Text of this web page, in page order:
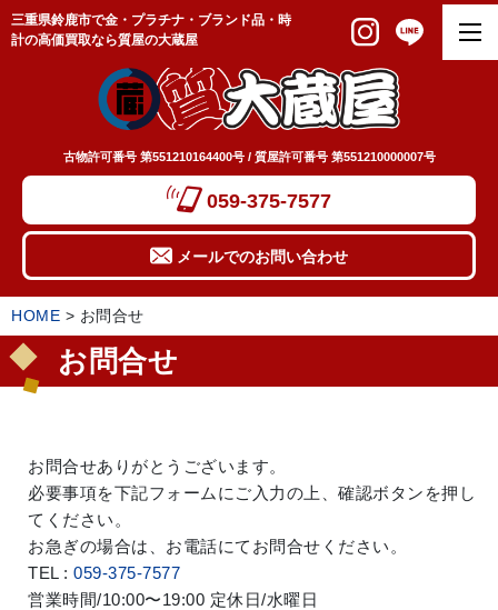
三重県鈴鹿市で金・プラチナ・ブランド品・時
計の高価買取なら質屋の大蔵屋
古物許可番号 第551210164400号 / 質屋許可番号 第551210000007号
059-375-7577
メールでのお問い合わせ
HOME > お問合せ
お問合せ
お問合せありがとうございます。
必要事項を下記フォームにご入力の上、確認ボタンを押し
てください。
お急ぎの場合は、お電話にてお問合せください。
TEL : 059-375-7577
営業時間/10:00〜19:00 定休日/水曜日